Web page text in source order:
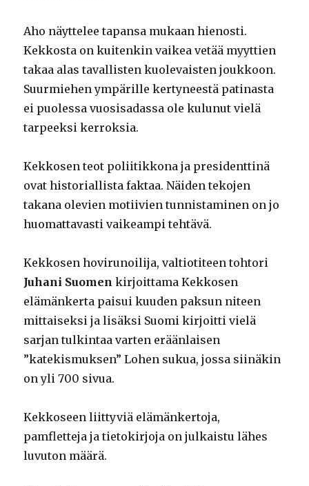
Aho näyttelee tapansa mukaan hienosti.
Kekkosta on kuitenkin vaikea vetää myyttien
takaa alas tavallisten kuolevaisten joukkoon.
Suurmiehen ympärille kertyneestä patinasta
ei puolessa vuosisadassa ole kulunut vielä
tarpeeksi kerroksia.
Kekkosen teot poliitikkona ja presidenttinä
ovat historiallista faktaa. Näiden tekojen
takana olevien motiivien tunnistaminen on jo
huomattavasti vaikeampi tehtävä.
Kekkosen hovirunoilija, valtiotiteen tohtori
Juhani Suomen kirjoittama Kekkosen
elämänkerta paisui kuuden paksun niteen
mittaiseksi ja lisäksi Suomi kirjoitti vielä
sarjan tulkintaa varten eräänlaisen
”katekismuksen” Lohen sukua, jossa siinäkin
on yli 700 sivua.
Kekkoseen liittyviä elämänkertoja,
pamfletteja ja tietokirjoja on julkaistu lähes
luvuton määrä.